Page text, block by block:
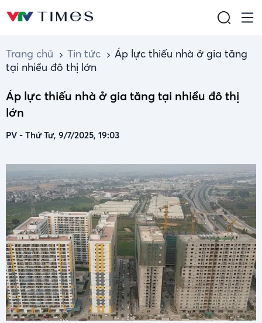
Trang chủ Tin tức
Áp lực thiếu nhà ở gia tăng
tại nhiều đô thị lớn
Áp lực thiếu nhà ở gia tăng tại nhiều đô thị
lớn
PV - Thứ Tư, 9/7/2025, 19:03